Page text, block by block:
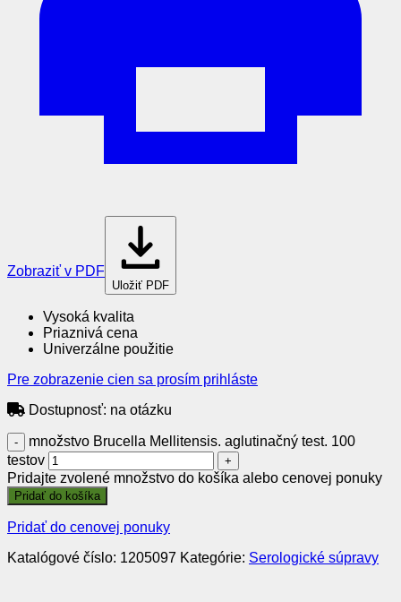
Zobraziť v PDF
Uložiť PDF
Vysoká kvalita
Priaznivá cena
Univerzálne použitie
Pre zobrazenie cien sa prosím prihláste
Dostupnosť: na otázku
množstvo Brucella Mellitensis. aglutinačný test. 100
testov
Pridajte zvolené množstvo do košíka alebo cenovej ponuky
Pridať do košíka
Pridať do cenovej ponuky
Katalógové číslo: 1205097 Kategórie: Serologické súpravy